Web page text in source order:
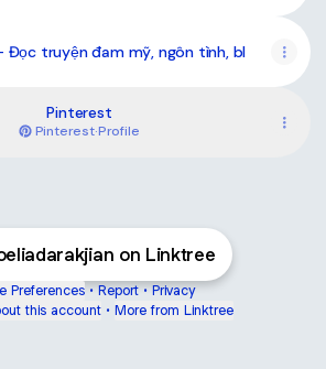
Đọc truyện đam mỹ, ngôn tình, bl
Pinterest
Pinterest·Profile
on Linktree
Preferences • Report • Privacy
this account • More from Linktree